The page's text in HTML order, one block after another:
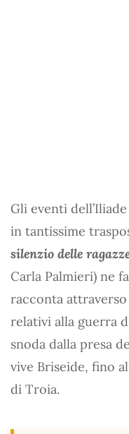
Gli eventi
in tantissime
silenzio delle
Carla Palmieri) ne
racconta
relativi alla guerra
snoda dalla presa
vive Briseide, fino
di Troia.